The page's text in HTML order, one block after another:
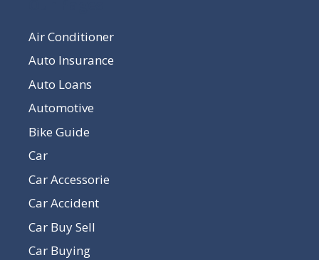
Air Conditioner
Auto Insurance
Auto Loans
Automotive
Bike Guide
Car
Car Accessorie
Car Accident
Car Buy Sell
Car Buying